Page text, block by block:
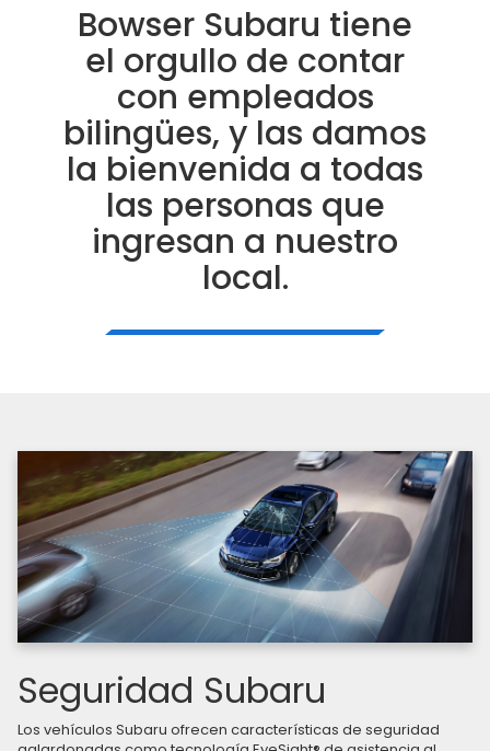
Bowser Subaru tiene
el orgullo de contar
con empleados
bilingües, y las damos
la bienvenida a todas
las personas que
ingresan a nuestro
local.
Seguridad Subaru
Los vehículos Subaru ofrecen características de seguridad